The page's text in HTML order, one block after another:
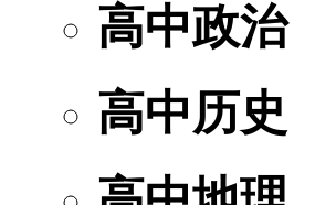
高中政治
高中历史